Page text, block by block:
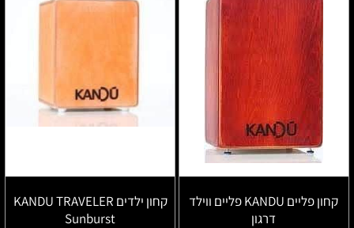
קחון פליים KANDU פליים ווילד
דרגון
קחון ילדים KANDU TRAVELER
Sunburst